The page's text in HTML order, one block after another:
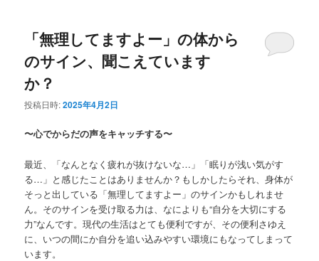
「無理してますよー」の体から
のサイン、聞こえています
か？
投稿日時:2025年4月2日
〜心でからだの声をキャッチする〜
最近、「なんとなく疲れが抜けないな…」「眠りが浅い気がす
る… 」と感じたことはありませんか？もしかしたらそれ、身体が
そっと出している「無理してますよー」のサインかもしれませ
ん。そのサインを受け取る力は、 なによりも“自分を大切にする
力”なんです。現代の生活はとても便利ですが、その便利さゆえ
に、 いつの間にか自分を追い込みやすい環境にもなってしまって
います。